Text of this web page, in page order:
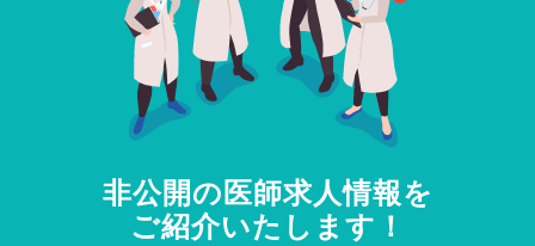
非公開の医師求人情報を
ご紹介いたします！